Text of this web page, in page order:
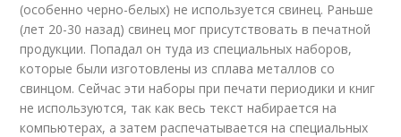
(особенно черно-белых) не используется свинец. Раньше
(лет 20-30 назад) свинец мог присутствовать в печатной
продукции. Попадал он туда из специальных наборов,
которые были изготовлены из сплава металлов со
свинцом. Сейчас эти наборы при печати периодики и книг
не используются, так как весь текст набирается на
компьютерах, а затем распечатывается на специальных